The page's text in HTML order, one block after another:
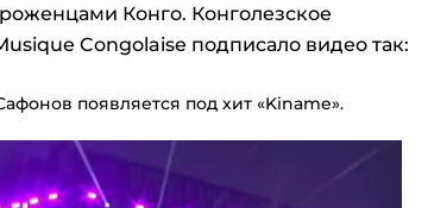
Конго. Конголезское
Congolaise подписало видео так:
появляется под хит «Kiname».